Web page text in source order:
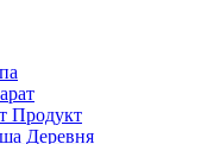
Продукт
Деревня